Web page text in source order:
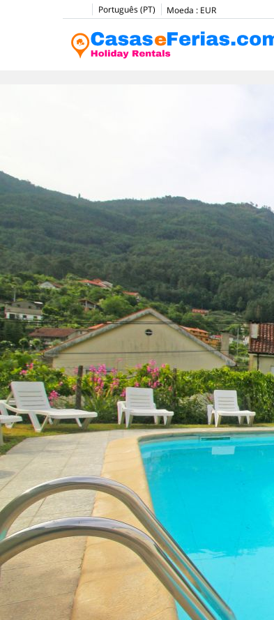
Português (PT) Moeda : EUR